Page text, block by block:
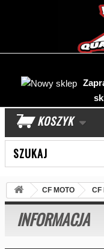
KOSZYK
CF MOTO CF
INFORMACJA